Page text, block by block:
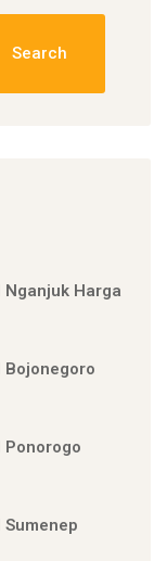
Search
Nganjuk Harga
Bojonegoro
Ponorogo